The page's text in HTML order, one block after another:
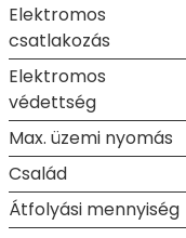
Elektromos
csatlakozás
Elektromos
védettség
Max. üzemi nyomás
Család
Átfolyási mennyiség